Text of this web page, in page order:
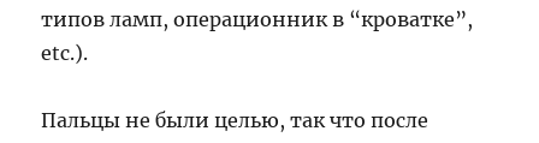
типов ламп, операционник в “кроватке”,
etc.).
Пальцы не были целью, так что после